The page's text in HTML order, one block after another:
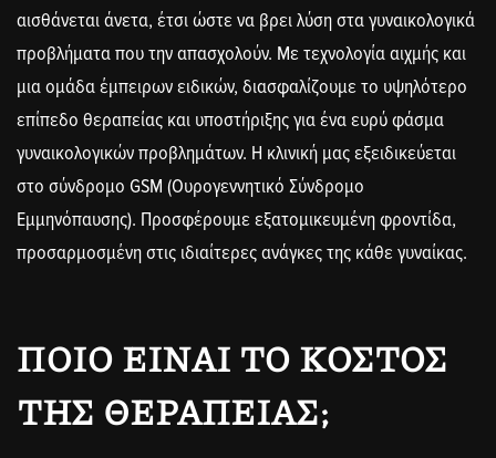
αισθάνεται άνετα, έτσι ώστε να βρει λύση στα γυναικολογικά
προβλήματα που την απασχολούν. Με τεχνολογία αιχμής και
μια ομάδα έμπειρων ειδικών, διασφαλίζουμε το υψηλότερο
επίπεδο θεραπείας και υποστήριξης για ένα ευρύ φάσμα
γυναικολογικών προβλημάτων. Η κλινική μας εξειδικεύεται
στο σύνδρομο GSM (Ουρογεννητικό Σύνδρομο
Εμμηνόπαυσης). Προσφέρουμε εξατομικευμένη φροντίδα,
προσαρμοσμένη στις ιδιαίτερες ανάγκες της κάθε γυναίκας.
ΠΟΙΟ ΕΊΝΑΙ ΤΟ ΚΌΣΤΟΣ
ΤΗΣ ΘΕΡΑΠΕΊΑΣ;